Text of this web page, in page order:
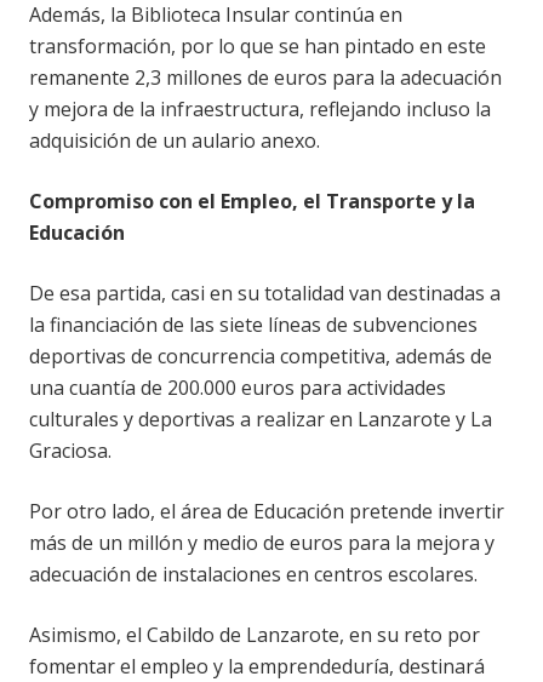
Además, la Biblioteca Insular continúa en
transformación, por lo que se han pintado en este
remanente 2,3 millones de euros para la adecuación
y mejora de la infraestructura, reflejando incluso la
adquisición de un aulario anexo.
Compromiso con el Empleo, el Transporte y la
Educación
De esa partida, casi en su totalidad van destinadas a
la financiación de las siete líneas de subvenciones
deportivas de concurrencia competitiva, además de
una cuantía de 200.000 euros para actividades
culturales y deportivas a realizar en Lanzarote y La
Graciosa.
Por otro lado, el área de Educación pretende invertir
más de un millón y medio de euros para la mejora y
adecuación de instalaciones en centros escolares.
Asimismo, el Cabildo de Lanzarote, en su reto por
fomentar el empleo y la emprendeduría, destinará